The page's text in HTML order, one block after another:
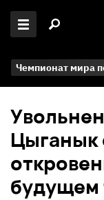
Чемпионат мира
Цыганык
будущем